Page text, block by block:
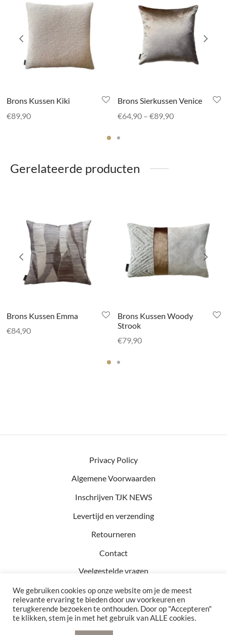
Brons Kussen Kiki
€89,90
Brons Sierkussen Venice
€64,90 – €89,90Prijsklasse:
Gerelateerde producten
Brons Kussen Emma
€84,90
Brons Kussen Woody
Strook
€79,90
Privacy Policy
Algemene Voorwaarden
Inschrijven TJK NEWS
Levertijd en verzending
Retourneren
Contact
Veelgestelde vragen
Kvk: 81457782
BTW: NL002990154B76
We gebruiken cookies op onze website om je de meest
relevante ervaring te bieden door uw voorkeuren en
terugkerende bezoeken te onthouden. Door op "Accepteren"
te klikken, stem je in met het gebruik van ALLE cookies.